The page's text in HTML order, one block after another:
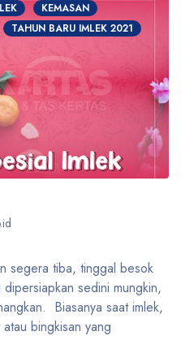
KEMASAN
TAHUN BARU IMLEK 2021
segera tiba, tinggal besok
sedini mungkin,
Biasanya saat imlek,
bingkisan yang